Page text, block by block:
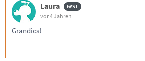
Laura
vor 4 Jahren
Grandios!